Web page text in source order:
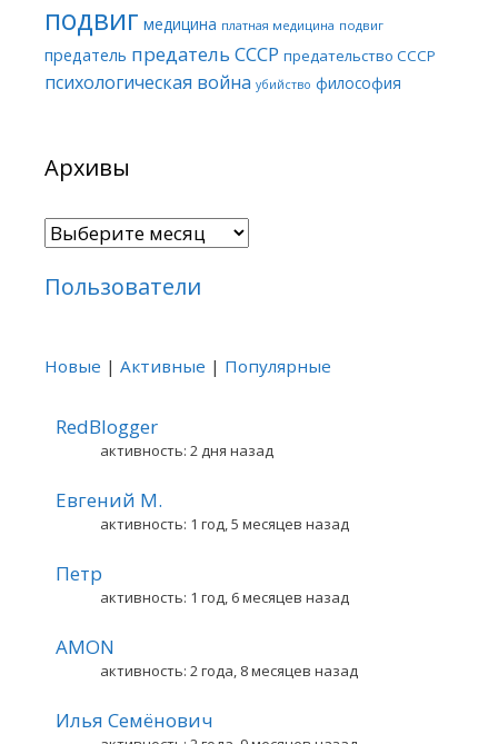
подвиг медицина платная медицина подвиг
предатель предатель СССР предательство СССР
психологическая война убийство философия
Архивы
Архивы
Пользователи
Новые | Активные | Популярные
RedBlogger
активность: 2 дня назад
Евгений М.
активность: 1 год, 5 месяцев назад
Петр
активность: 1 год, 6 месяцев назад
AMON
активность: 2 года, 8 месяцев назад
Илья Семёнович